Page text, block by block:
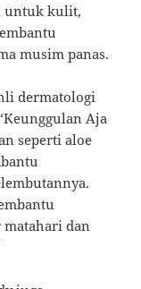
untuk kulit,
musim panas.
dermatologi
Aja
seperti aloe
dan